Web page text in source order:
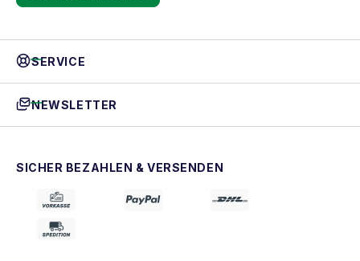
SERVICE
NEWSLETTER
SICHER BEZAHLEN & VERSENDEN